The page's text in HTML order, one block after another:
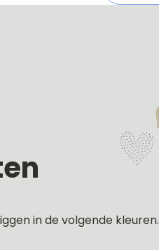
in de volgende kleuren.